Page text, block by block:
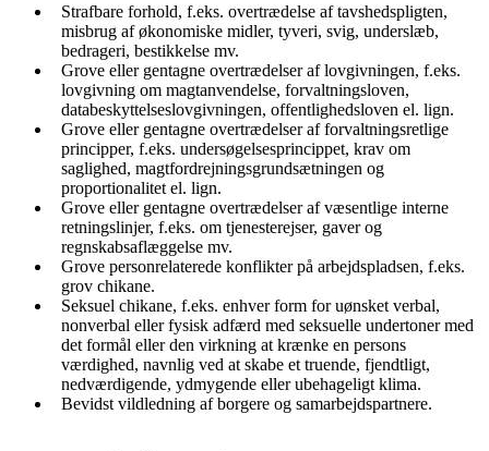
Strafbare forhold, f.eks. overtrædelse af tavshedspligten,
misbrug af økonomiske midler, tyveri, svig, underslæb,
bedrageri, bestikkelse mv.
Grove eller gentagne overtrædelser af lovgivningen, f.eks.
lovgivning om magtanvendelse, forvaltningsloven,
databeskyttelseslovgivningen, offentlighedsloven el. lign.
Grove eller gentagne overtrædelser af forvaltningsretlige
principper, f.eks. undersøgelsesprincippet, krav om
saglighed, magtfordrejningsgrundsætningen og
proportionalitet el. lign.
Grove eller gentagne overtrædelser af væsentlige interne
retningslinjer, f.eks. om tjenesterejser, gaver og
regnskabsaflæggelse mv.
Grove personrelaterede konflikter på arbejdspladsen, f.eks.
grov chikane.
Seksuel chikane, f.eks. enhver form for uønsket verbal,
nonverbal eller fysisk adfærd med seksuelle undertoner med
det formål eller den virkning at krænke en persons
værdighed, navnlig ved at skabe et truende, fjendtligt,
nedværdigende, ydmygende eller ubehageligt klima.
Bevidst vildledning af borgere og samarbejdspartnere.